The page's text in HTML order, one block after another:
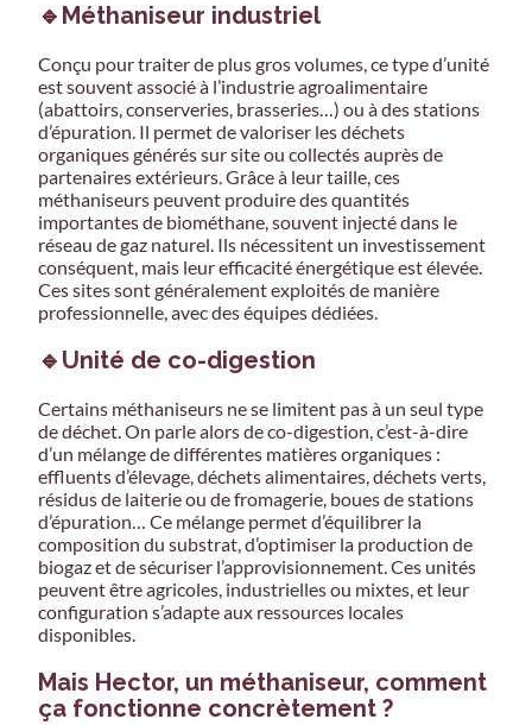
🔹Méthaniseur industriel
Conçu pour traiter de plus gros volumes, ce type d’unité
est souvent associé à l’industrie agroalimentaire
(abattoirs, conserveries, brasseries…) ou à des stations
d’épuration. Il permet de valoriser les déchets
organiques générés sur site ou collectés auprès de
partenaires extérieurs. Grâce à leur taille, ces
méthaniseurs peuvent produire des quantités
importantes de biométhane, souvent injecté dans le
réseau de gaz naturel. Ils nécessitent un investissement
conséquent, mais leur efficacité énergétique est élevée.
Ces sites sont généralement exploités de manière
professionnelle, avec des équipes dédiées.
🔹Unité de co-digestion
Certains méthaniseurs ne se limitent pas à un seul type
de déchet. On parle alors de co-digestion, c’est-à-dire
d’un mélange de différentes matières organiques :
effluents d’élevage, déchets alimentaires, déchets verts,
résidus de laiterie ou de fromagerie, boues de stations
d’épuration… Ce mélange permet d’équilibrer la
composition du substrat, d’optimiser la production de
biogaz et de sécuriser l’approvisionnement. Ces unités
peuvent être agricoles, industrielles ou mixtes, et leur
configuration s’adapte aux ressources locales
disponibles.
Mais Hector, un méthaniseur, comment
ça fonctionne concrètement ?